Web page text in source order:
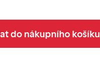
do nákupního košíku